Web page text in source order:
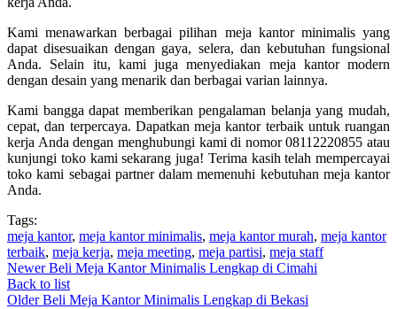
Kami menawarkan berbagai pilihan meja kantor minimalis yang
dapat disesuaikan dengan gaya, selera, dan kebutuhan fungsional
Anda. Selain itu, kami juga menyediakan meja kantor modern
dengan desain yang menarik dan berbagai varian lainnya.
Kami bangga dapat memberikan pengalaman belanja yang mudah,
cepat, dan terpercaya. Dapatkan meja kantor terbaik untuk ruangan
kerja Anda dengan menghubungi kami di nomor 08112220855 atau
kunjungi toko kami sekarang juga! Terima kasih telah mempercayai
toko kami sebagai partner dalam memenuhi kebutuhan meja kantor
Anda.
Tags:
meja kantor, meja kantor minimalis, meja kantor murah, meja kantor
terbaik, meja kerja, meja meeting, meja partisi, meja staff
Newer Beli Meja Kantor Minimalis Lengkap di Cimahi
Back to list
Older Beli Meja Kantor Minimalis Lengkap di Bekasi